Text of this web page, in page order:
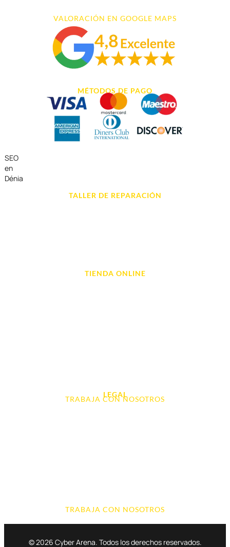
VALORACIÓN EN GOOGLE MAPS
MÉTODOS DE PAGO
SEO
en
Dénia
TALLER DE REPARACIÓN
TIENDA ONLINE
LEGAL
TRABAJA CON NOSOTROS
TRABAJA CON NOSOTROS
© 2026 Cyber Arena. Todos los derechos reservados.